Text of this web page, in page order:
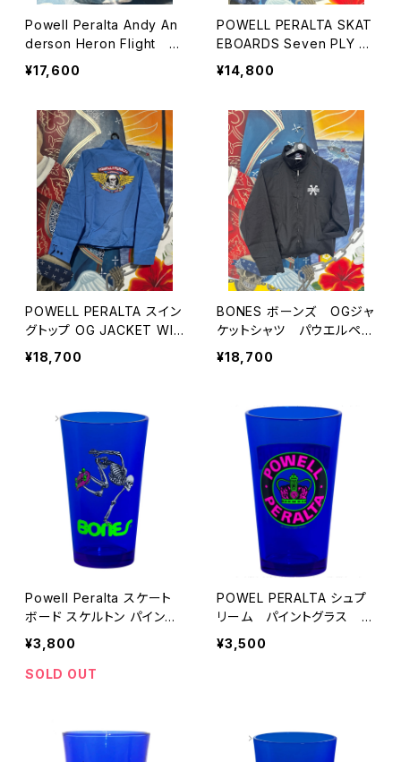
Powell Peralta Andy An
derson Heron Flight 9.
31
¥17,600
POWELL PERALTA SKAT
EBOARDS Seven PLY パ
ウエルペラルタ パーカ
ー ジップパーカー
¥14,800
POWELL PERALTA スイン
グトップ OG JACKET WIN
GED RIPPER OGジャケッ
ト ブルー 青 POSTAL BLU
¥18,700
BONES ボーンズ OGジャ
ケットシャツ パウエルペラ
ルタ POWELL PERALTA
スイングトップ
¥18,700
Powell Peralta スケート
ボード スケルトン パイント
グラス ブラックライト
¥3,800
SOLD OUT
POWEL PERALTA シュプ
リーム パイントグラス ブ
ラックライト
¥3,500